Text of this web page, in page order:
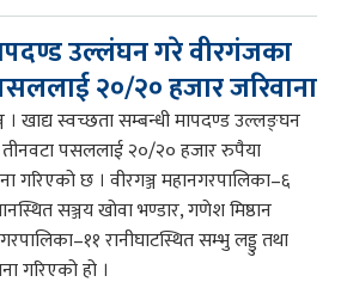
उल्लंघन गरे वीरगंजका
२०/२० हजार जरिवाना
। खाद्य स्वच्छता सम्बन्धी मापदण्ड उल्लङ्घन
पसललाई २०/२० हजार रुपैया
गरिएको छ । वीरगञ्ज महानगरपालिका–६
सञ्जय खोवा भण्डार, गणेश मिष्ठान
रानीघाटस्थित सम्भु लड्डु तथा
गरिएको हो ।